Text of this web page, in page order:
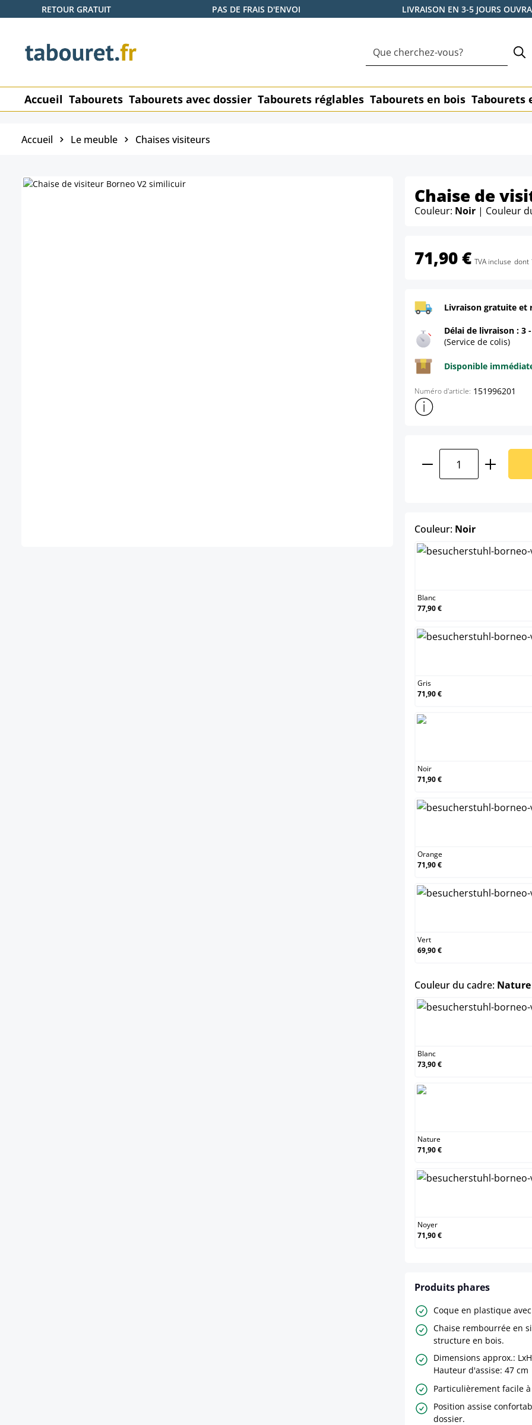
au contenu principal
Passer à la recherche
Passer à la navigation principale
RETOUR GRATUIT PAS DE FRAIS D'ENVOI LIVRAISON EN 3-5 JOURS
Accueil Tabourets Tabourets avec dossier Tabourets réglables Tabourets en bois Tabourets
Accueil Le meuble Chaises visiteurs
Chaise de
Couleur: Noir | Couleur
71,90 € TVA incluse dont
Livraison gratuite et
Délai de livraison : 3
(Service de colis)
Disponible
Numéro d'article: 151996201
Afficher plus d'informations
Quantité de
Couleur: Noirselect
Blanc
77,90 €
Gris
71,90 €
Noir
71,90 €
Orange
71,90 €
Vert
69,90 €
Couleur du cadre: Nature
Blanc
73,90 €
Nature
71,90 €
Noyer
71,90 €
Produits phares
Coque en plastique
Chaise rembourrée en
structure en bois.
Dimensions approx.:
Hauteur d'assise: 47 cm
Particulièrement facile
Position assise
dossier.